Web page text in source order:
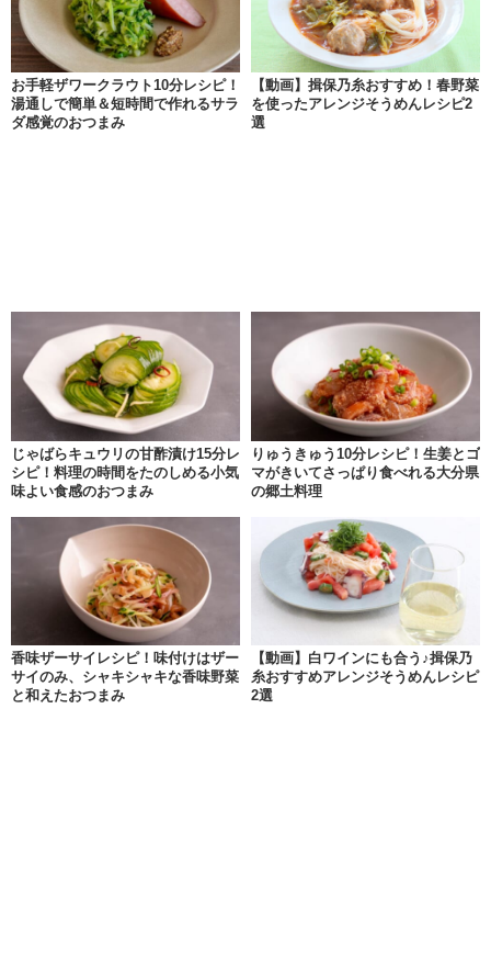
お手軽ザワークラウト10分レシピ！
湯通しで簡単＆短時間で作れるサラ
ダ感覚のおつまみ
【動画】揖保乃糸おすすめ！春野菜
を使ったアレンジそうめんレシピ2
選
じゃばらキュウリの甘酢漬け15分レ
シピ！料理の時間をたのしめる小気
味よい食感のおつまみ
りゅうきゅう10分レシピ！生姜とゴ
マがきいてさっぱり食べれる大分県
の郷土料理
香味ザーサイレシピ！味付けはザー
サイのみ、シャキシャキな香味野菜
と和えたおつまみ
【動画】白ワインにも合う♪揖保乃
糸おすすめアレンジそうめんレシピ
2選